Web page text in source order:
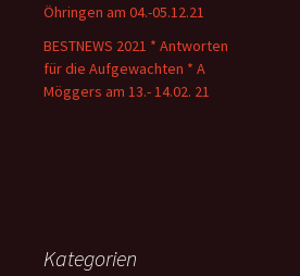
Öhringen am 04.-05.12.21
BESTNEWS 2021 * Antworten
für die Aufgewachten * A
Möggers am 13.- 14.02. 21
Kategorien